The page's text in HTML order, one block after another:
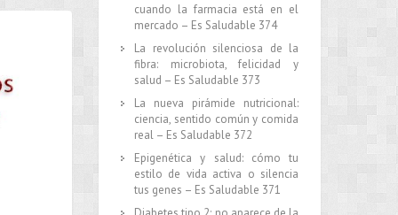
cuando la farmacia está en el
mercado – Es Saludable 374
La revolución silenciosa de la
fibra: microbiota, felicidad y
salud – Es Saludable 373
La nueva pirámide nutricional:
ciencia, sentido común y comida
real – Es Saludable 372
Epigenética y salud: cómo tu
estilo de vida activa o silencia
tus genes – Es Saludable 371